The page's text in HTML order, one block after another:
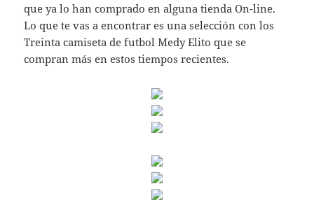
que ya lo han comprado en alguna tienda On-line.
Lo que te vas a encontrar es una selección con los
Treinta camiseta de futbol Medy Elito que se
compran más en estos tiempos recientes.